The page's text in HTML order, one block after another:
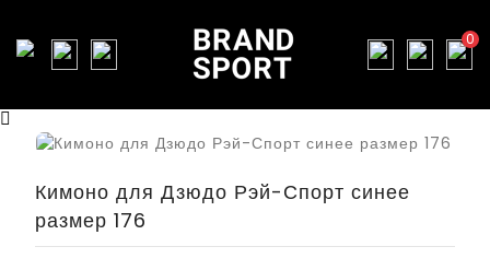
0
Кимоно для Дзюдо Рэй-Спорт синее
размер 176